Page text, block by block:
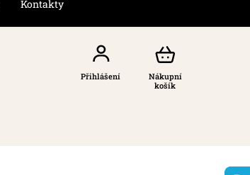
Kontakty
Nákupní
košík
Přihlášení